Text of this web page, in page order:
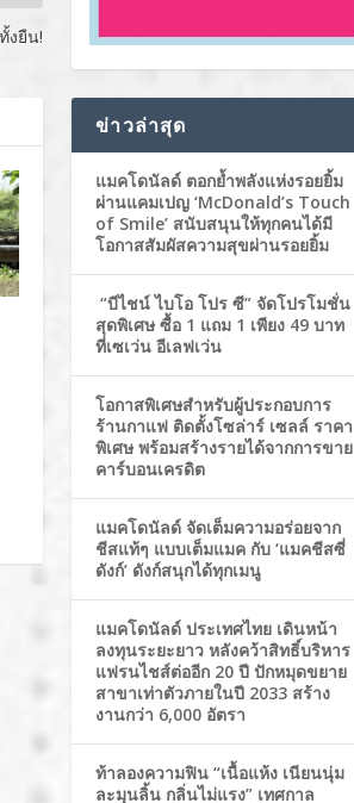
งยืน!
ข่าวล่าสุด
แมคโดนัลด์ ตอกย้ำพลังแห่งรอยยิ้ม
ผ่านแคมเปญ ‘McDonald’s Touch
of Smile’ สนับสนุนให้ทุกคนได้มี
โอกาสสัมผัสความสุขผ่านรอยยิ้ม
“บีไชน์ ไบโอ โปร ซี” จัดโปรโมชั่น
สุดพิเศษ ซื้อ 1 แถม 1 เพียง 49 บาท
ที่เซเว่น อีเลฟเว่น
โอกาสพิเศษสำหรับผู้ประกอบการ
ร้านกาแฟ ติดตั้งโซล่าร์ เซลล์ ราคา
พิเศษ พร้อมสร้างรายได้จากการขาย
คาร์บอนเครดิต
แมคโดนัลด์ จัดเต็มความอร่อยจาก
ชีสแท้ๆ แบบเต็มแมค กับ ‘แมคชีสซี่
ดังก์’ ดังก์สนุกได้ทุกเมนู
แมคโดนัลด์ ประเทศไทย เดินหน้า
ลงทุนระยะยาว หลังคว้าสิทธิ์บริหาร
แฟรนไชส์ต่ออีก 20 ปี ปักหมุดขยาย
สาขาเท่าตัวภายในปี 2033 สร้าง
งานกว่า 6,000 อัตรา
ท้าลองความฟิน “เนื้อแห้ง เนียนนุ่ม
ละมุนลิ้น กลิ่นไม่แรง” เทศกาล